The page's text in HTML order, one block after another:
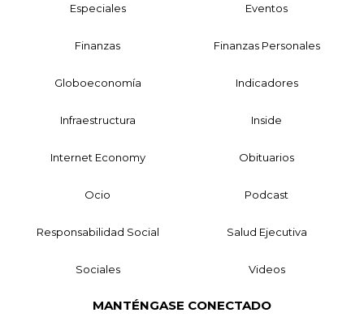
Especiales Eventos
Finanzas Finanzas Personales
Globoeconomía Indicadores
Infraestructura Inside
Internet Economy Obituarios
Ocio Podcast
Responsabilidad Social Salud Ejecutiva
Sociales Videos
MANTÉNGASE CONECTADO